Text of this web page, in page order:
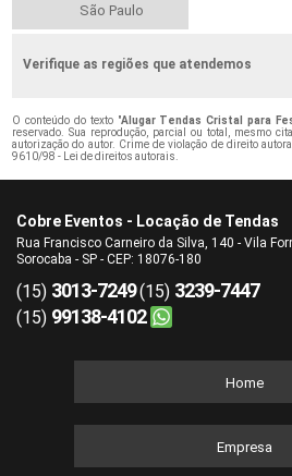
São Paulo
Verifique as regiões que atendemos
O conteúdo do texto "Alugar Tendas Cristal para
reservado. Sua reprodução, parcial ou total, mesmo
autorização do autor. Crime de violação de direito
9610/98 - Lei de direitos autorais
Cobre Eventos - Locação de Tendas
Rua Francisco Carneiro da Silva, 140 - Vila
Sorocaba - SP - CEP: 18076-180
(15) 3013-7249(15) 3239-7447
(15) 99138-4102
Home
Empresa